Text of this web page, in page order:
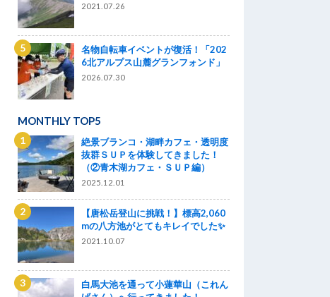
2021.07.26
名物自転車イベントが復活！「202
6北アルプス山麓グランフォンド」
2026.07.30
MONTHLY TOP5
絶景ブランコ・湖畔カフェ・透明度
抜群ＳＵＰを体験してきました！
（②青木湖カフェ・ＳＵＰ編）
2025.12.01
【唐松岳登山に挑戦！】標高2,060
mの八方池がとてもキレイでした✨
2021.10.07
白馬大池を通って小蓮華山（これん